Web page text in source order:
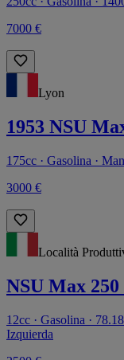
7000 €
Lyon
1953 NSU
175cc · Gasolina ·
3000 €
Località
NSU Max 250
12cc · Gasolina ·
Izquierda